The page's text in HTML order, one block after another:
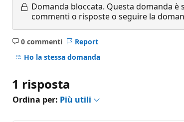
Domanda bloccata. Questa domanda è
commenti o risposte o seguire la
0 commenti
Nessun
commento
Report
Ho la stessa domanda
1 risposta
Ordina per: Più utili